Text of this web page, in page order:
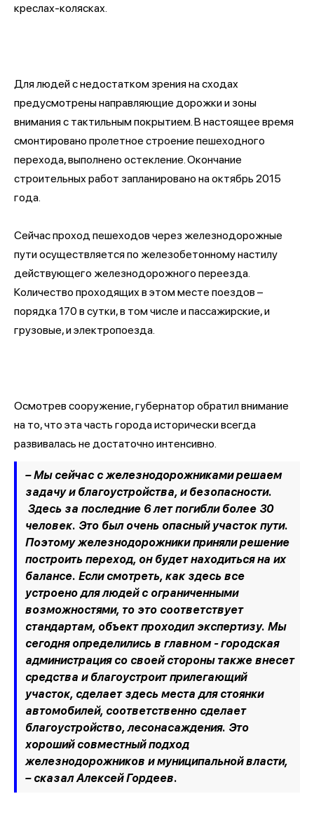
креслах-колясках.
Для людей с недостатком зрения на сходах
предусмотрены направляющие дорожки и зоны
внимания с тактильным покрытием. В настоящее время
смонтировано пролетное строение пешеходного
перехода, выполнено остекление. Окончание
строительных работ запланировано на октябрь 2015
года.
Сейчас проход пешеходов через железнодорожные
пути осуществляется по железобетонному настилу
действующего железнодорожного переезда.
Количество проходящих в этом месте поездов –
порядка 170 в сутки, в том числе и пассажирские, и
грузовые, и электропоезда.
Осмотрев сооружение, губернатор обратил внимание
на то, что эта часть города исторически всегда
развивалась не достаточно интенсивно.
– Мы сейчас с железнодорожниками решаем
задачу и благоустройства, и безопасности.
Здесь за последние 6 лет погибли более 30
человек. Это был очень опасный участок пути.
Поэтому железнодорожники приняли решение
построить переход, он будет находиться на их
балансе. Если смотреть, как здесь все
устроено для людей с ограниченными
возможностями, то это соответствует
стандартам, объект проходил экспертизу. Мы
сегодня определились в главном - городская
администрация со своей стороны также внесет
средства и благоустроит прилегающий
участок, сделает здесь места для стоянки
автомобилей, соответственно сделает
благоустройство, лесонасаждения. Это
хороший совместный подход
железнодорожников и муниципальной власти,
– сказал Алексей Гордеев.